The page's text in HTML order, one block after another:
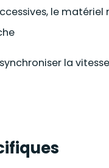
le matériel
la